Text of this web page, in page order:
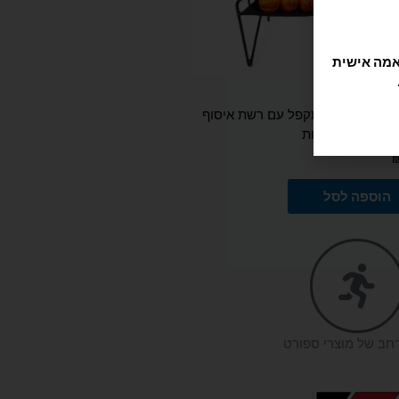
כדורסל זוגי מתקפל עם רשת איסוף
עם לוח תוצאות
הוספה לסל
רחב של מוצרי ספורט